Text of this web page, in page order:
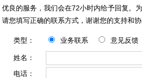
优良的服务，我们会在72小时内给予回复。
请您填写正确的联系方式，谢谢您的支持和协
类型： 业务联系 意见反
姓名：
电话：